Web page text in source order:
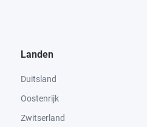
Landen
Duitsland
Oostenrijk
Zwitserland